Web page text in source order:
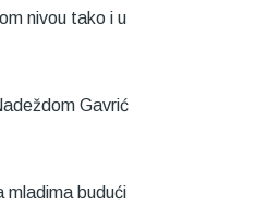
nivou tako i u
Gavrić
mladima budući